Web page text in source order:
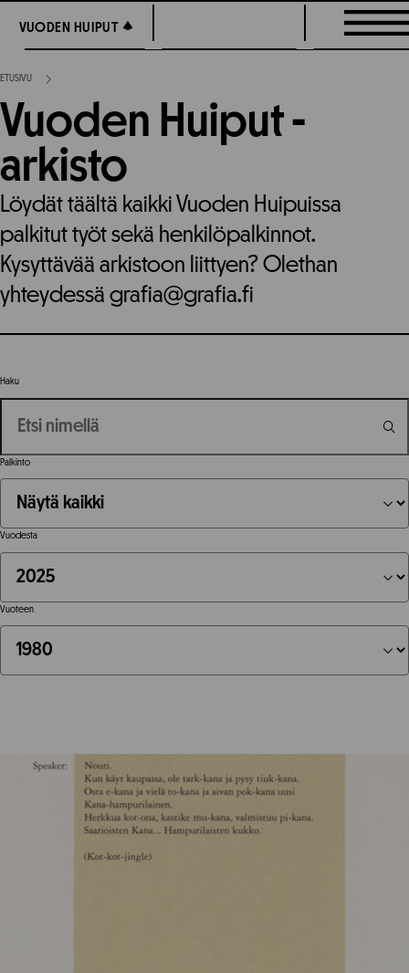
suoraan
sisältöön
VUODEN HUIPUT
VUODEN HUIPUT
ETUSIVU
Vuoden Huiput -
arkisto
Löydät täältä kaikki Vuoden Huipuissa
palkitut työt sekä henkilöpalkinnot.
Kysyttävää arkistoon liittyen? Olethan
yhteydessä grafia@grafia.fi
Haku
Palkinto
Vuodesta
Vuoteen